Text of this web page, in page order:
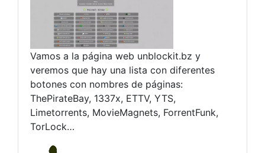
Vamos a la página web unblockit.bz y
veremos que hay una lista con diferentes
botones con nombres de páginas:
ThePirateBay, 1337x, ETTV, YTS,
Limetorrents, MovieMagnets, ForrentFunk,
TorLock…